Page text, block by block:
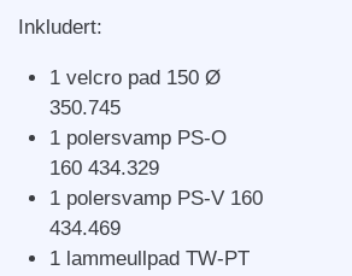
Inkludert:
1 velcro pad 150 Ø
350.745
1 polersvamp PS-O
160 434.329
1 polersvamp PS-V 160
434.469
1 lammeullpad TW-PT